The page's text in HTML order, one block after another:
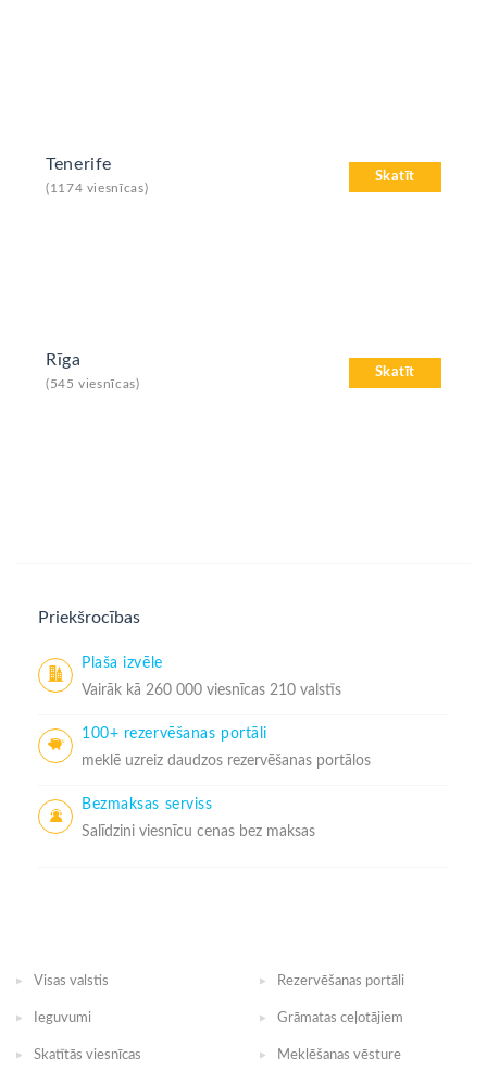
Skatīt
Tenerife
(1174 viesnīcas)
Skatīt
Rīga
(545 viesnīcas)
Priekšrocības
Plaša izvēle
Vairāk kā 260 000 viesnīcas 210 valstīs
100+ rezervēšanas portāli
meklē uzreiz daudzos rezervēšanas portālos
Bezmaksas serviss
Salīdzini viesnīcu cenas bez maksas
Visas valstis Rezervēšanas portāli
Ieguvumi Grāmatas ceļotājiem
Skatītās viesnīcas Meklēšanas vēsture